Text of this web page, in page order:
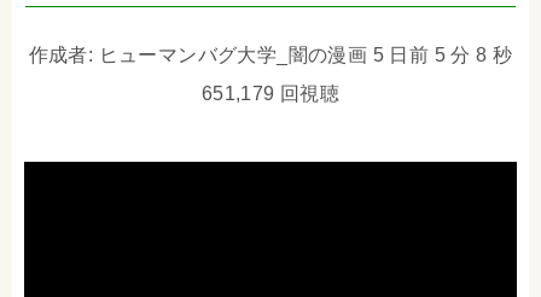
作成者: ヒューマンバグ大学_闇の漫画 5 日前 5 分 8 秒
651,179 回視聴